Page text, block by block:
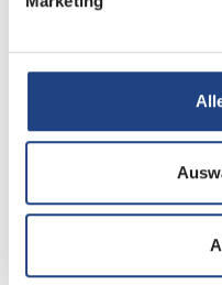
Einzelbett ab 3